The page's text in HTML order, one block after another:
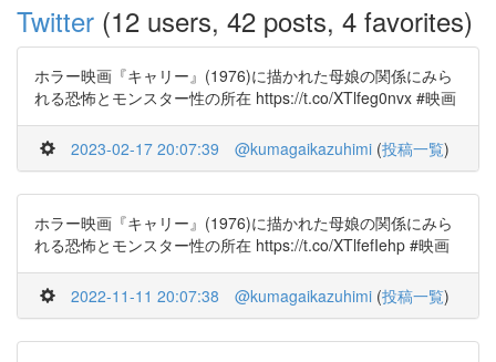
Twitter (12 users, 42 posts, 4 favorites)
ホラー映画『キャリー』(1976)に描かれた母娘の関係にみら
れる恐怖とモンスター性の所在 https://t.co/XTlfeg0nvx #映画
2023-02-17 20:07:39 @kumagaikazuhimi (投稿一覧)
ホラー映画『キャリー』(1976)に描かれた母娘の関係にみら
れる恐怖とモンスター性の所在 https://t.co/XTlfefIehp #映画
2022-11-11 20:07:38 @kumagaikazuhimi (投稿一覧)